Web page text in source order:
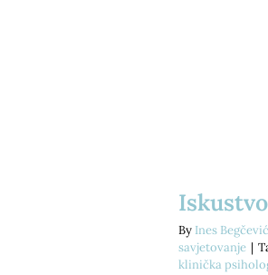
By Ines Begčević
savjetovanje |
klinička